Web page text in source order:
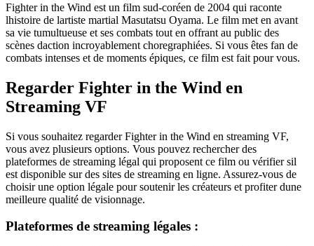
Fighter in the Wind est un film sud-coréen de 2004 qui raconte
lhistoire de lartiste martial Masutatsu Oyama. Le film met en avant
sa vie tumultueuse et ses combats tout en offrant au public des
scènes daction incroyablement choregraphiées. Si vous êtes fan de
combats intenses et de moments épiques, ce film est fait pour vous.
Regarder Fighter in the Wind en
Streaming VF
Si vous souhaitez regarder Fighter in the Wind en streaming VF,
vous avez plusieurs options. Vous pouvez rechercher des
plateformes de streaming légal qui proposent ce film ou vérifier sil
est disponible sur des sites de streaming en ligne. Assurez-vous de
choisir une option légale pour soutenir les créateurs et profiter dune
meilleure qualité de visionnage.
Plateformes de streaming légales :